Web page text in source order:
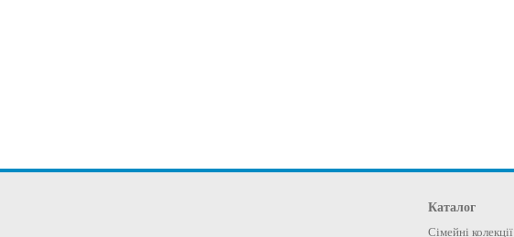
Каталог
Сімейні колекції